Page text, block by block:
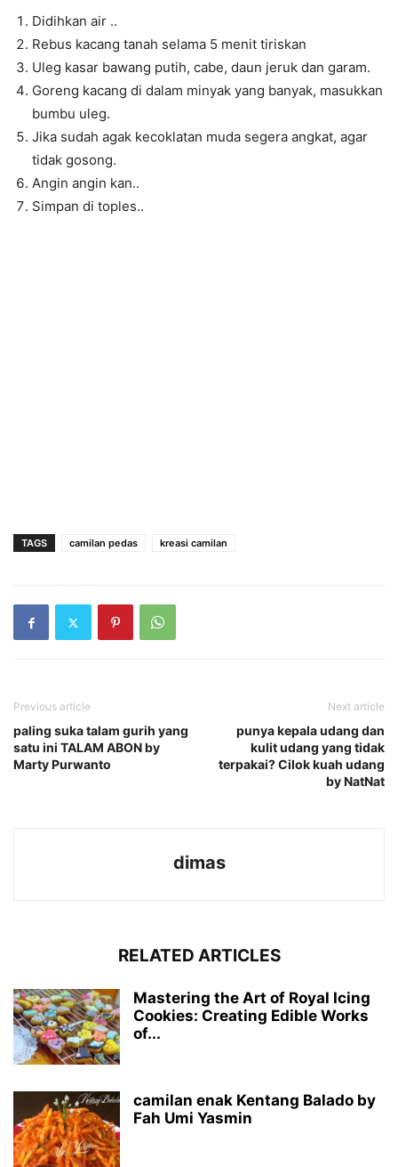
Didihkan air ..
Rebus kacang tanah selama 5 menit tiriskan
Uleg kasar bawang putih, cabe, daun jeruk dan garam.
Goreng kacang di dalam minyak yang banyak, masukkan
bumbu uleg.
Jika sudah agak kecoklatan muda segera angkat, agar
tidak gosong.
Angin angin kan..
Simpan di toples..
TAGS camilan pedas kreasi camilan
Previous article
paling suka talam gurih yang
satu ini TALAM ABON by
Marty Purwanto
Next article
punya kepala udang dan
kulit udang yang tidak
terpakai? Cilok kuah udang
by NatNat
dimas
RELATED ARTICLES
Mastering the Art of Royal Icing
Cookies: Creating Edible Works
of...
camilan enak Kentang Balado by
Fah Umi Yasmin